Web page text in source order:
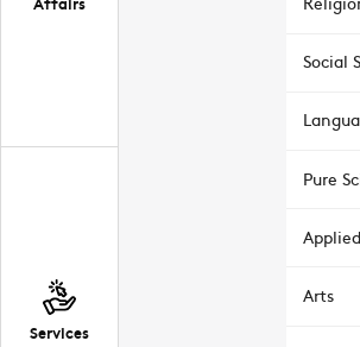
Services
Social
Pure
Arts